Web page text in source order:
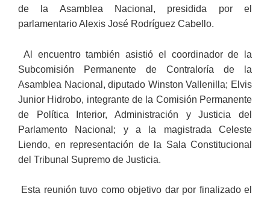
de la Asamblea Nacional, presidida por el
parlamentario Alexis José Rodríguez Cabello.
Al encuentro también asistió el coordinador de la
Subcomisión Permanente de Contraloría de la
Asamblea Nacional, diputado Winston Vallenilla; Elvis
Junior Hidrobo, integrante de la Comisión Permanente
de Política Interior, Administración y Justicia del
Parlamento Nacional; y a la magistrada Celeste
Liendo, en representación de la Sala Constitucional
del Tribunal Supremo de Justicia.
Esta reunión tuvo como objetivo dar por finalizado el